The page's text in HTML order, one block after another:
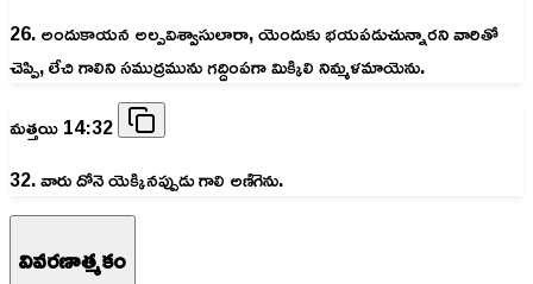
26. అందుకాయన అల్పవిశ్వాసులారా, యెందుకు భయపడుచున్నారని వారితో
చెప్పి, లేచి గాలిని సముద్రమును గద్దింపగా మిక్కిలి నిమ్మళమాయెను.
మత్తయి 14:32
32. వారు దోనె యెక్కినప్పుడు గాలి అణిగెను.
వివరణాత్మకం